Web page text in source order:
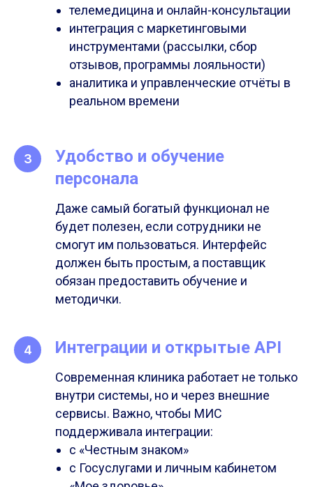
телемедицина и онлайн-консультации
интеграция с маркетинговыми
инструментами (рассылки, сбор
отзывов, программы лояльности)
аналитика и управленческие отчёты в
реальном времени
Удобство и обучение
персонала
Даже самый богатый функционал не
будет полезен, если сотрудники не
смогут им пользоваться. Интерфейс
должен быть простым, а поставщик
обязан предоставить обучение и
методички.
Интеграции и открытые API
Современная клиника работает не только
внутри системы, но и через внешние
сервисы. Важно, чтобы МИС
поддерживала интеграции:
с «Честным знаком»
с Госуслугами и личным кабинетом